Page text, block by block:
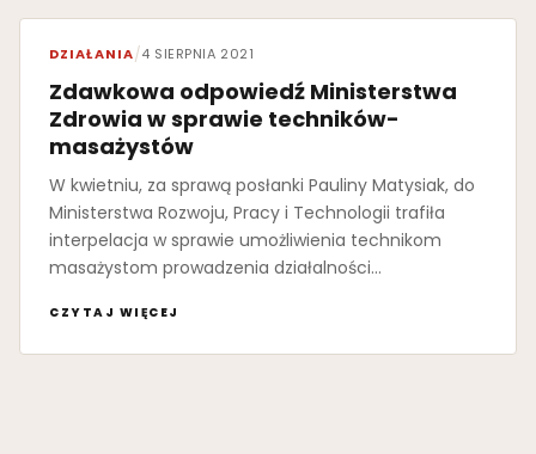
DZIAŁANIA/4 SIERPNIA 2021
Zdawkowa odpowiedź Ministerstwa
Zdrowia w sprawie techników-
masażystów
W kwietniu, za sprawą posłanki Pauliny Matysiak, do
Ministerstwa Rozwoju, Pracy i Technologii trafiła
interpelacja w sprawie umożliwienia technikom
masażystom prowadzenia działalności…
CZYTAJ WIĘCEJ